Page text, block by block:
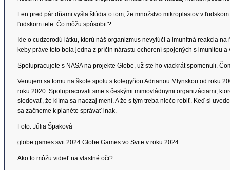
Len pred pár dňami vyšla štúdia o tom, že množstvo mikroplastov v
ľudskom tele. Čo môžu spôsobiť?
Ide o cudzorodú látku, ktorú náš organizmus nevylúči a imunitná reakcia
keby práve toto bola jedna z príčin nárastu ochorení spojených s imunitou
Spolupracujete s NASA na projekte Globe, už ste ho viackrát spomenuli.
Venujem sa tomu na škole spolu s kolegyňou Adrianou Mlynskou od roku
roku 2020. Spolupracovali sme s českými mimovládnymi organizáciami,
sledovať, že klíma sa naozaj mení. A že s tým treba niečo robiť. Keď si
sa začneme k planéte správať inak.
Foto: Júlia Špaková
globe games svit 2024 Globe Games vo Svite v roku 2024.
Ako to môžu vidieť na vlastné oči?